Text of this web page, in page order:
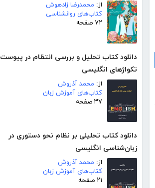
از: محمدرضا زادهوش
کتاب‌های روانشناسی
۷۲ صفحه
دانلود کتاب تحلیل و بررسی انتظام در پیوست
تکواژهای انگلیسی
از: محمد آذروش
کتاب‌های آموزش زبان
۳۷ صفحه
دانلود کتاب تحلیلی بر نظام نحو دستوری در
زبان‌شناسی انگلیسی
از: محمد آذروش
کتاب‌های آموزش زبان
۲۱ صفحه